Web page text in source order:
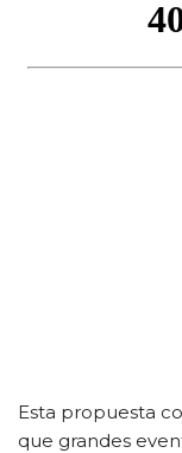
Esta propuesta
que grandes